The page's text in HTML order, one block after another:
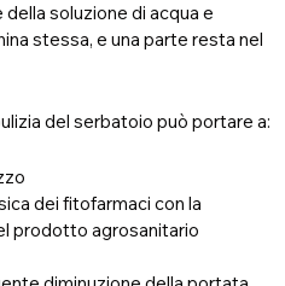
soluzione di acqua e
stessa, e una parte resta nel
del serbatoio può portare a:
dei fitofarmaci con la
prodotto agrosanitario